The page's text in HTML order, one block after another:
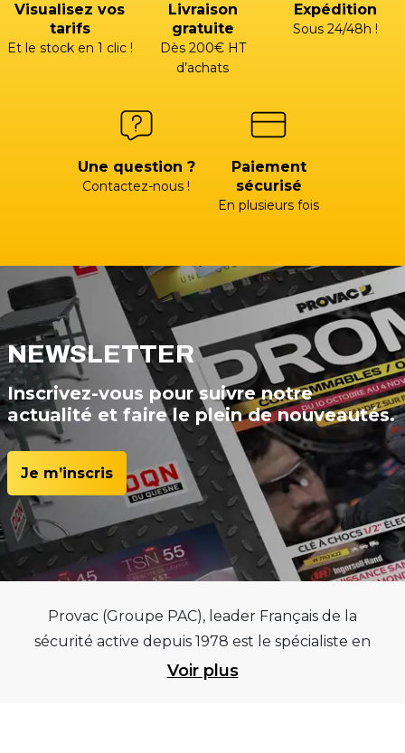
Visualisez vos
tarifs
Et le stock en 1 clic !
Livraison
gratuite
Dès 200€ HT
d’achats
Expédition
Sous 24/48h !
Une question ?
Contactez-nous !
Paiement
sécurisé
En plusieurs fois
NEWSLETTER
Inscrivez-vous pour suivre notre
actualité et faire le plein de nouveautés.
Je m’inscris
Provac (Groupe PAC), leader Français de la
sécurité active depuis 1978 est le spécialiste en
équipements pour garages et centres
Voir plus